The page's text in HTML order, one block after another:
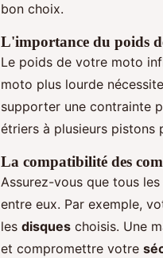
bon choix.
L'importance du poids
Le poids de votre moto
moto plus lourde
supporter une contrainte
étriers à plusieurs pistons
La compatibilité des
Assurez-vous que tous
entre eux. Par exemple,
les disques choisis. Une
et compromettre votre